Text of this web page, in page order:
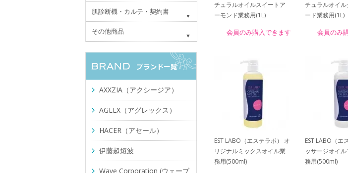
チュラルオイルスイートア
ーモンド業務用(1L)
会員のみ購入できます
チュラルオイ
ード業務用(1L)
会員のみ
EST LABO（エステラボ） オ
リジナルミックスオイル業
務用(500ml)
EST LABO（エ
ッサージオイ
務用(500ml)
肌診断機・カルテ・契約書
その他商品
AXXZIA（アクシージア）
AGLEX（アグレックス）
HACER（アセール）
伊藤超短波
Wave Corporation (ウェーブ